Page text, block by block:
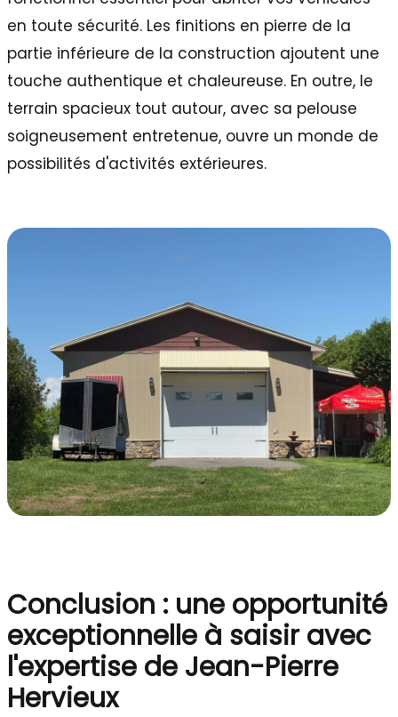
en toute sécurité. Les finitions en pierre de la
partie inférieure de la construction ajoutent une
touche authentique et chaleureuse. En outre, le
terrain spacieux tout autour, avec sa pelouse
soigneusement entretenue, ouvre un monde de
possibilités d'activités extérieures.
Conclusion : une opportunité
exceptionnelle à saisir avec
l'expertise de Jean-Pierre
Hervieux